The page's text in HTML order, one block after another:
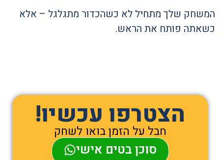
המשחק שלך מתחיל לא כשהכדור מתגלגל – אלא
כשאתה פותח את הראש.
הצטרפו עכשיו!
חבל על הזמן בואו לשחק
סוכן בטים אישי